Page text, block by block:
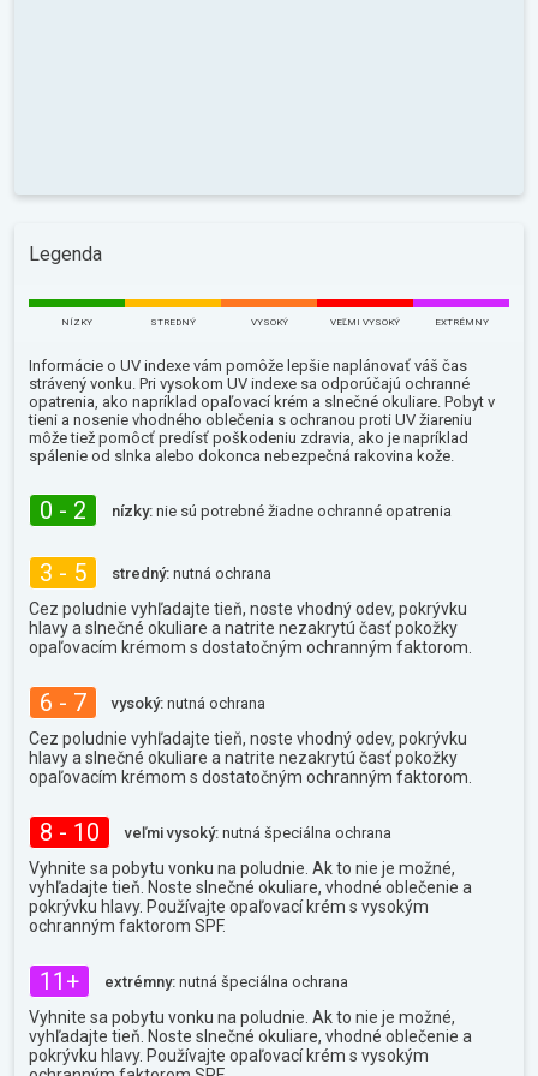
Legenda
NÍZKY STREDNÝ VYSOKÝ VEĽMI VYSOKÝ EXTRÉMNY
Informácie o UV indexe vám pomôže lepšie naplánovať váš čas
strávený vonku. Pri vysokom UV indexe sa odporúčajú ochranné
opatrenia, ako napríklad opaľovací krém a slnečné okuliare. Pobyt v
tieni a nosenie vhodného oblečenia s ochranou proti UV žiareniu
môže tiež pomôcť predísť poškodeniu zdravia, ako je napríklad
spálenie od slnka alebo dokonca nebezpečná rakovina kože.
0 - 2 nízky: nie sú potrebné žiadne ochranné opatrenia
3 - 5 stredný: nutná ochrana
Cez poludnie vyhľadajte tieň, noste vhodný odev, pokrývku
hlavy a slnečné okuliare a natrite nezakrytú časť pokožky
opaľovacím krémom s dostatočným ochranným faktorom.
6 - 7 vysoký: nutná ochrana
Cez poludnie vyhľadajte tieň, noste vhodný odev, pokrývku
hlavy a slnečné okuliare a natrite nezakrytú časť pokožky
opaľovacím krémom s dostatočným ochranným faktorom.
8 - 10 veľmi vysoký: nutná špeciálna ochrana
Vyhnite sa pobytu vonku na poludnie. Ak to nie je možné,
vyhľadajte tieň. Noste slnečné okuliare, vhodné oblečenie a
pokrývku hlavy. Používajte opaľovací krém s vysokým
ochranným faktorom SPF.
11+ extrémny: nutná špeciálna ochrana
Vyhnite sa pobytu vonku na poludnie. Ak to nie je možné,
vyhľadajte tieň. Noste slnečné okuliare, vhodné oblečenie a
pokrývku hlavy. Používajte opaľovací krém s vysokým